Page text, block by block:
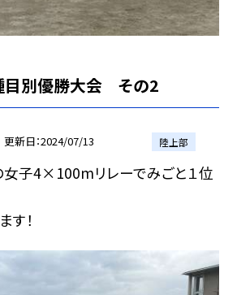
別優勝大会 その2
更新日 2024/07/13 陸上部
子4×100mリレーでみごと１位
す！